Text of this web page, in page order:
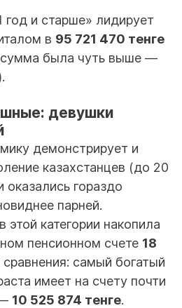
год и старше» лидирует
в 95 721 470 тенге
сумма была чуть выше —
девушки
демонстрирует и
казахстанцев (до 20
гораздо
парней.
категории накопила
пенсионном счете 18
самый богатый
имеет на счету почти
10 525 874 тенге.